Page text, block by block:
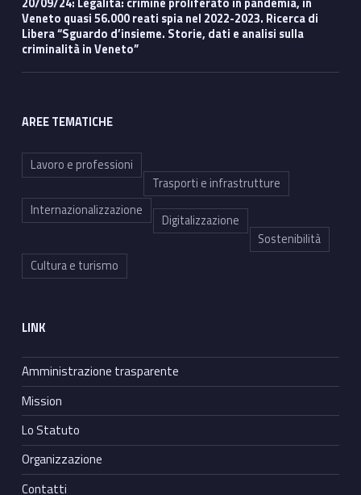
Veneto quasi 56.000 reati spia nel 2022-2023. Ricerca di
Libera “Sguardo d’insieme. Storie, dati e analisi sulla
criminalità in Veneto”
AREE TEMATICHE
Lavoro e professioni
Trasporti e infrastrutture
Internazionalizzazione
Digitalizzazione
Sostenibilità
Cultura e turismo
LINK
Amministrazione trasparente
Mission
Lo Statuto
Organizzazione
Contatti